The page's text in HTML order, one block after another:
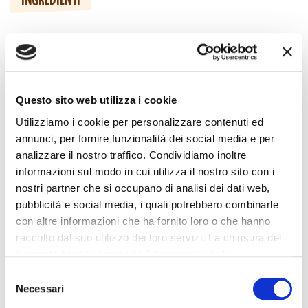
Questo sito web utilizza i cookie
Utilizziamo i cookie per personalizzare contenuti ed
annunci, per fornire funzionalità dei social media e per
analizzare il nostro traffico. Condividiamo inoltre
informazioni sul modo in cui utilizza il nostro sito con i
nostri partner che si occupano di analisi dei dati web,
pubblicità e social media, i quali potrebbero combinarle
con altre informazioni che ha fornito loro o che hanno
raccolto dal suo utilizzo dei loro servizi. La chiusura del
navigazione in assenza di cookie o altri strumenti di
Necessari
500g di Mascarpone GranTerre
- 300g di panna fresca
- 125g di zucchero a velo
- 1 pandoro
- Ribes q.b.
DESCRIZIONE
INGREDIENTI PER 6 PERSONE
TEMPO: 40 MINUTI
DIFFICOLTA’: media
fruste elettriche fino a che non diventi spumosa e soda.
Coprire con pellicola e riporre in frigo.
Intanto tagliare a metà in orizzontale un pandoro, scavare